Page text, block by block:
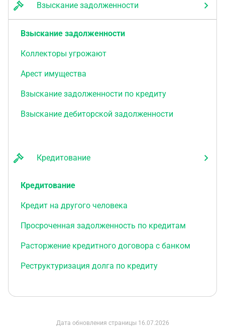
Взыскание задолженности
Взыскание задолженности
Коллекторы угрожают
Арест имущества
Взыскание задолженности по кредиту
Взыскание дебиторской задолженности
Кредитование
Кредитование
Кредит на другого человека
Просроченная задолженность по кредитам
Расторжение кредитного договора с банком
Реструктуризация долга по кредиту
Дата обновления страницы 16.07.2026